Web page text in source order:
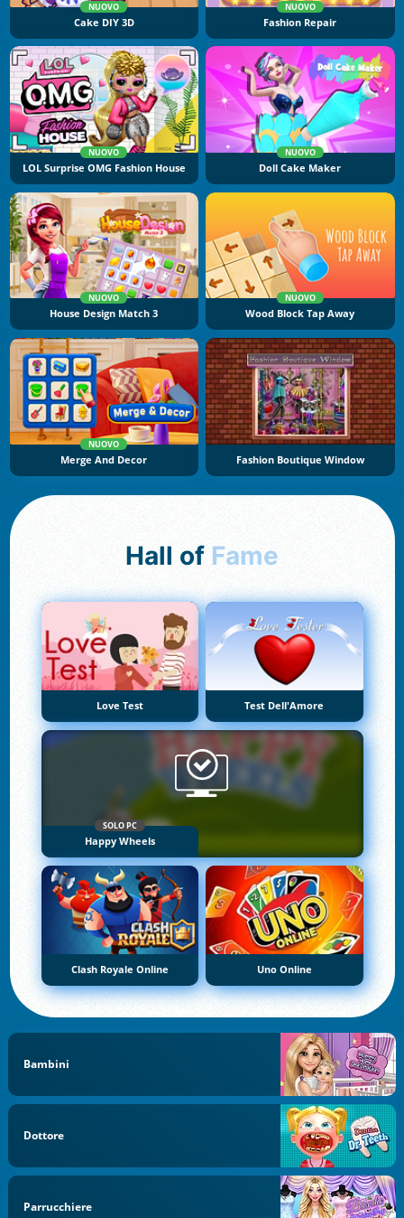
NUOVO
Cake DIY 3D
NUOVO
Fashion Repair
NUOVO
LOL Surprise OMG Fashion House
NUOVO
Doll Cake Maker
NUOVO
House Design Match 3
NUOVO
Wood Block Tap Away
NUOVO
Merge And Decor Fashion Boutique Window
Hall of Fame
Love Test Test Dell'Amore
SOLO PC
Happy Wheels
Clash Royale Online Uno Online
Bambini
Dottore
Parrucchiere